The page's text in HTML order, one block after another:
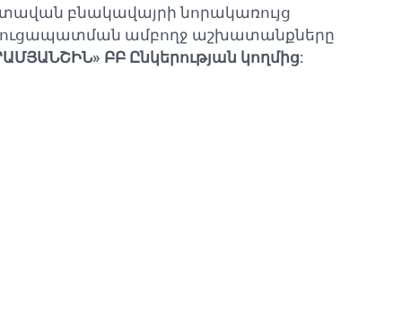
բնակավայրի նորակառույց
ամբողջ աշխատանքները
ԲԲ Ընկերության կողմից: